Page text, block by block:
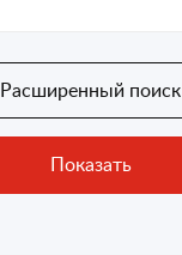
Расширенный поиск
Показать